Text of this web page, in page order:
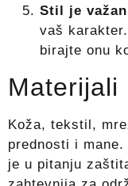
Stil je
vaš
birajte onu
Materijali
Koža, tekstil,
prednosti i
je u pitanju